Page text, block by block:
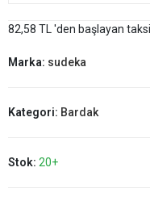
82,58 TL 'den başlayan
Marka: sudeka
Kategori: Bardak
Stok: 20+